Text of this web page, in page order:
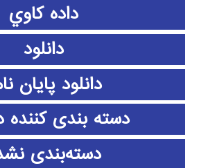
داده كاوي
دانلود
دانلود پايان
دسته بندی کننده
دسته‌بندی